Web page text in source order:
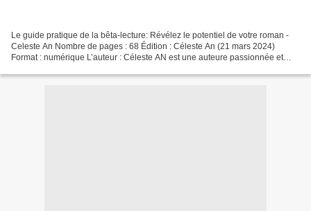
Le guide pratique de la bêta-lecture: Révélez le potentiel de votre roman -
Celeste An Nombre de pages : 68 Édition : Céleste An (21 mars 2024)
Format : numérique L’auteur : Céleste AN est une auteure passionnée et